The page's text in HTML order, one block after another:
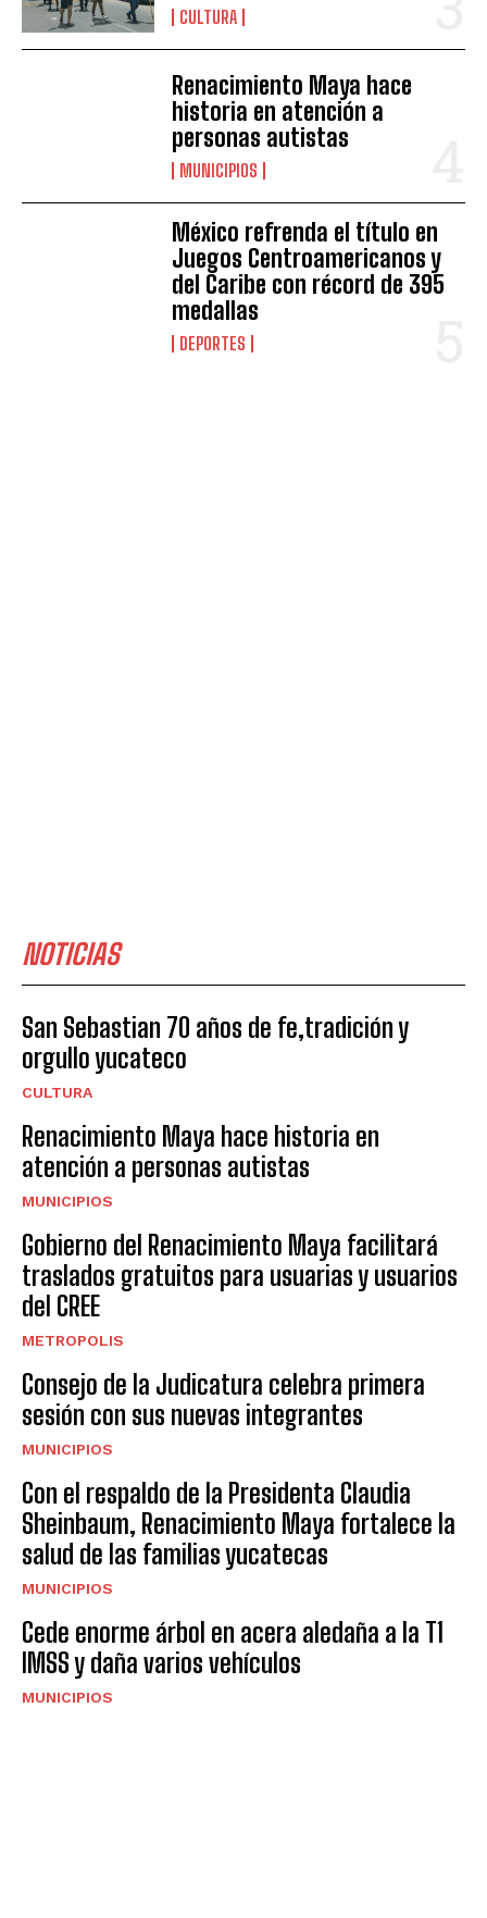
CULTURA
Renacimiento Maya hace
historia en atención a
personas autistas
MUNICIPIOS
México refrenda el título en
Juegos Centroamericanos y
del Caribe con récord de 395
medallas
DEPORTES
NOTICIAS
San Sebastian 70 años de fe,tradición y
orgullo yucateco
CULTURA
Renacimiento Maya hace historia en
atención a personas autistas
MUNICIPIOS
Gobierno del Renacimiento Maya facilitará
traslados gratuitos para usuarias y usuarios
del CREE
METROPOLIS
Consejo de la Judicatura celebra primera
sesión con sus nuevas integrantes
MUNICIPIOS
Con el respaldo de la Presidenta Claudia
Sheinbaum, Renacimiento Maya fortalece la
salud de las familias yucatecas
MUNICIPIOS
Cede enorme árbol en acera aledaña a la T1
IMSS y daña varios vehículos
MUNICIPIOS